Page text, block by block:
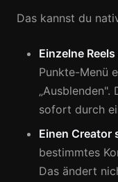
Das kannst du
Einzelne
Punkte-Menü
sofort durch
Einen Creator
bestimmtes
Das ändert